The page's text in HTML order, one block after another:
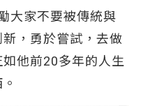
大家不要被傳統與
，勇於嘗試，去做
他前20多年的人生